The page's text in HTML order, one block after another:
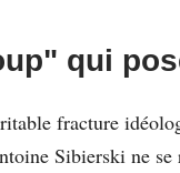
qui
fracture
Sibierski ne se